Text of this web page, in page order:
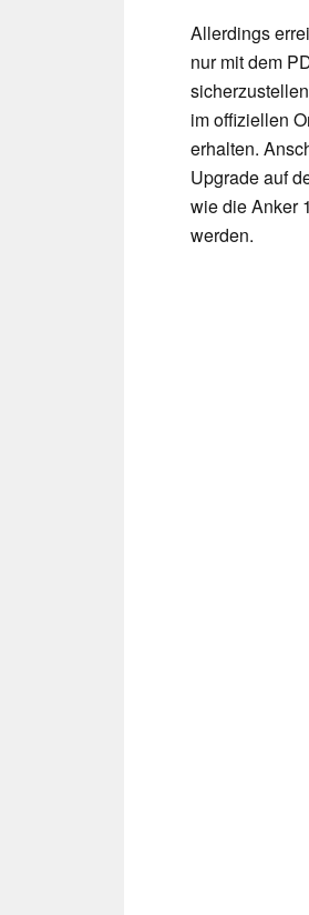
Allerdings
nur mit dem
im offiziellen
erhalten.
Upgrade auf
wie die Anker
werden.